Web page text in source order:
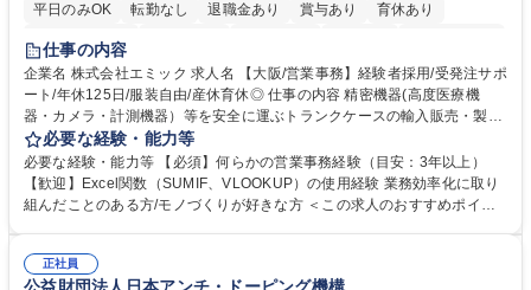
平日のみOK
転勤なし 退職金あり 賞与あり
育休あり
完全週休2日制
仕事の内容
企業名 株式会社エミック 求人名 【大阪/営業事務】経験者採用/受発注サポ
ート/年休125日/服装自由/産休育休◎ 仕事の内容 精密機器(高度医療機
器・カメラ・計測機器）等を安全に運ぶトランクケースの輸入販売・製造
を行う当社にて、営業事務をお任せします。メーカー商社機能を有する当
社にて、ご経験を活かしていただきます。 ・営業サポート（見積回答・資
料作成・納期回答） ・お客様対応（電話・メール） ・システム入力（各
帳票入力発行・売上仕入計上） ・受発注対応（在庫管理・出入荷対応）
休125日/服装自由/産休育休◎
必要な経験・能力等
必要な経験・能力等 【必須】何らかの営業事務経験（目安：3年以上）
【歓迎】Excel関数（SUMIF、VLOOKUP）の使用経験 業務効率化に取り
組んだことのある方/モノづくりが好きな方 ＜この求人のおすすめポイン
◎ 【3】産休育休取得実績があるからライフイベントも安心してお迎え可
正社員